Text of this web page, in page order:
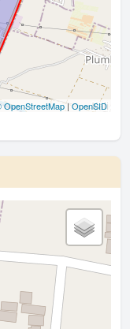
OpenStreetMap|OpenSID